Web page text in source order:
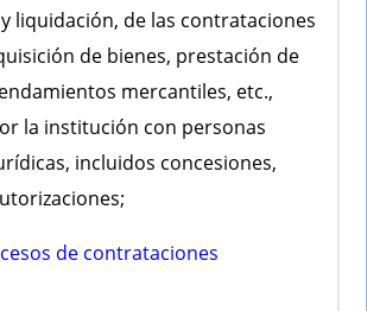
liquidación, de las contrataciones
de bienes, prestación de
mercantiles, etc.,
la institución con personas
incluidos concesiones,
de contrataciones